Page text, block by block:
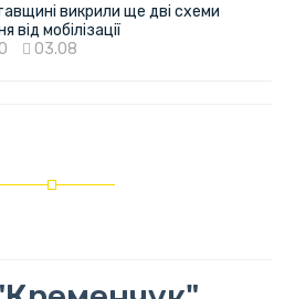
викрили ще дві схеми
від мобілізації
03.08